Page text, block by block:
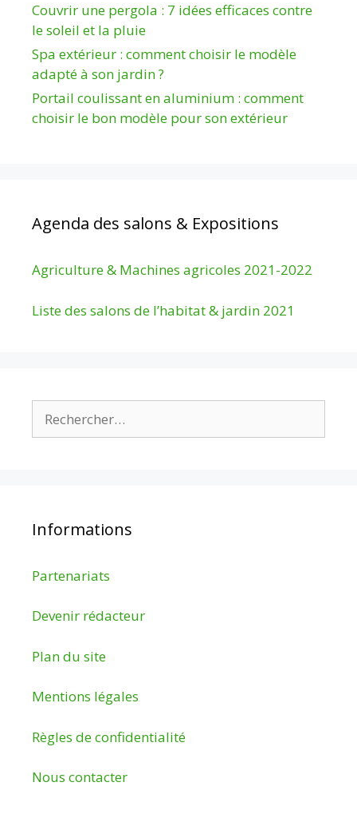
Couvrir une pergola : 7 idées efficaces contre
le soleil et la pluie
Spa extérieur : comment choisir le modèle
adapté à son jardin ?
Portail coulissant en aluminium : comment
choisir le bon modèle pour son extérieur
Agenda des salons & Expositions
Agriculture & Machines agricoles 2021-2022
Liste des salons de l’habitat & jardin 2021
Informations
Partenariats
Devenir rédacteur
Plan du site
Mentions légales
Règles de confidentialité
Nous contacter